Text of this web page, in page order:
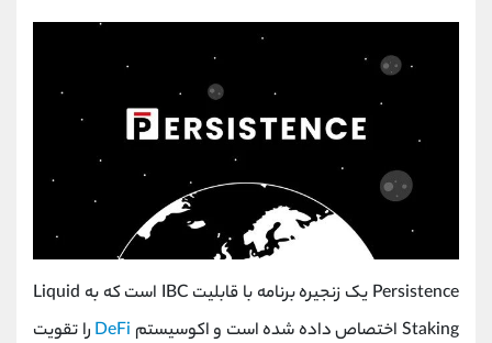
Persistence یک زنجیره برنامه با قابلیت IBC است که به Liquid
Staking اختصاص داده شده است و اکوسیستم
DeFi را تقویت